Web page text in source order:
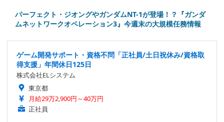
パーフェクト・ジオングやガンダムNT-1が登場！？『ガンダ
ムネットワークオペレーション3』今週末の大規模任務情報
ゲーム開発サポート・資格不問「正社員/土日祝休み/資格取
得支援」年間休日125日
株式会社ELシステム
東京都
月給29万2,900円～40万円
正社員